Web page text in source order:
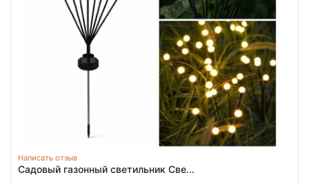
Написать отзыв
Садовый газонный светильник Све...